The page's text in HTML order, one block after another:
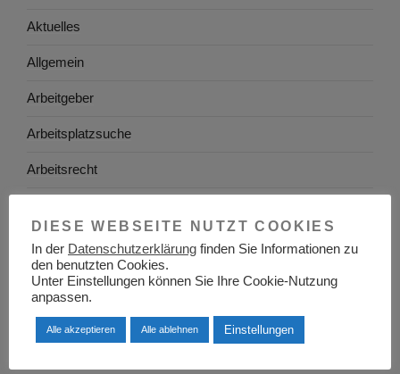
Aktuelles
Allgemein
Arbeitgeber
Arbeitsplatzsuche
Arbeitsrecht
Arbeitszeugnis
Ausbildung
Bayern
DIESE WEBSEITE NUTZT COOKIES
In der Datenschutzerklärung finden Sie Informationen zu
den benutzten Cookies.
Unter Einstellungen können Sie Ihre Cookie-Nutzung
anpassen.
Alle akzeptieren Alle ablehnen Einstellungen